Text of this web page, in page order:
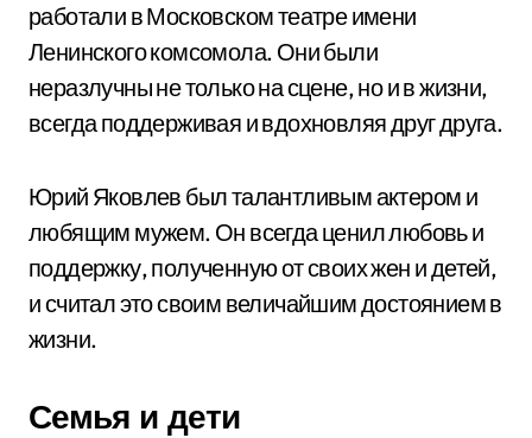
работали в Московском театре имени
Ленинского комсомола. Они были
неразлучны не только на сцене, но и в жизни,
всегда поддерживая и вдохновляя друг друга.
Юрий Яковлев был талантливым актером и
любящим мужем. Он всегда ценил любовь и
поддержку, полученную от своих жен и детей,
и считал это своим величайшим достоянием в
жизни.
Семья и дети